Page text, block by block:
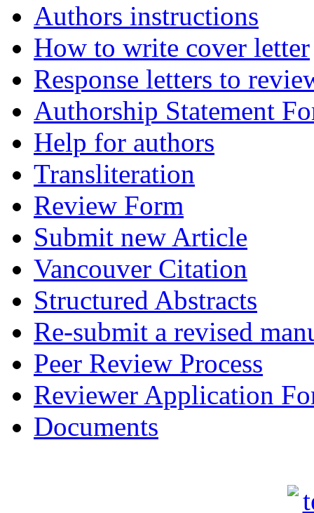
Authors instructions
How to write cover letter
Response letters to
Authorship Statement
Help for authors
Transliteration
Review Form
Submit new Article
Vancouver Citation
Structured Abstracts
Re-submit a revised
Peer Review Process
Reviewer Application
Documents